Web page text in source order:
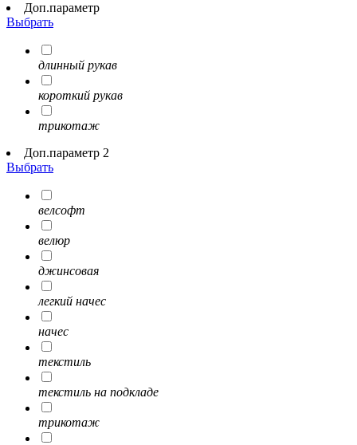
Доп.параметр
Выбрать
длинный рукав
короткий рукав
трикотаж
Доп.параметр 2
Выбрать
велсофт
велюр
джинсовая
легкий начес
начес
текстиль
текстиль на подкладе
трикотаж